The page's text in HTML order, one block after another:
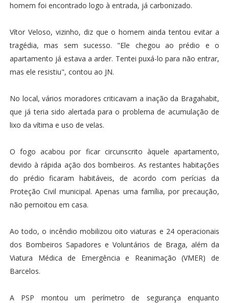
homem foi encontrado logo à entrada, já carbonizado.
Vítor Veloso, vizinho, diz que o homem ainda tentou evitar a
tragédia, mas sem sucesso. "Ele chegou ao prédio e o
apartamento já estava a arder. Tentei puxá-lo para não entrar,
mas ele resistiu", contou ao JN.
No local, vários moradores criticavam a inação da Bragahabit,
que já teria sido alertada para o problema de acumulação de
lixo da vítima e uso de velas.
O fogo acabou por ficar circunscrito àquele apartamento,
devido à rápida ação dos bombeiros. As restantes habitações
do prédio ficaram habitáveis, de acordo com perícias da
Proteção Civil municipal. Apenas uma família, por precaução,
não pernoitou em casa.
Ao todo, o incêndio mobilizou oito viaturas e 24 operacionais
dos Bombeiros Sapadores e Voluntários de Braga, além da
Viatura Médica de Emergência e Reanimação (VMER) de
Barcelos.
A PSP montou um perímetro de segurança enquanto